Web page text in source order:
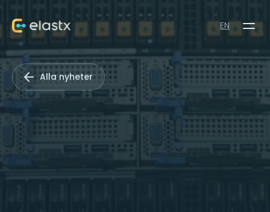
EN
Alla nyheter